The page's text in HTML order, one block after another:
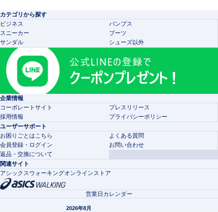
カテゴリから探す
ビジネス
パンプス
スニーカー
ブーツ
サンダル
シューズ以外
企業情報
コーポレートサイト
プレスリリース
採用情報
プライバシーポリシー
ユーザーサポート
お困りごとはこちら
よくある質問
会員登録・ログイン
お問い合わせ
返品・交換について
関連サイト
アシックスウォーキングオンラインストア
営業日カレンダー
2026年8月